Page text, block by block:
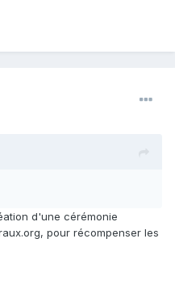
d'une cérémonie
pour récompenser les